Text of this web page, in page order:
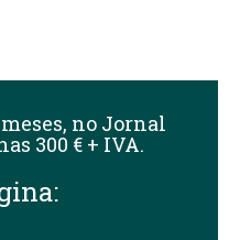
no Jornal
300 € + IVA.